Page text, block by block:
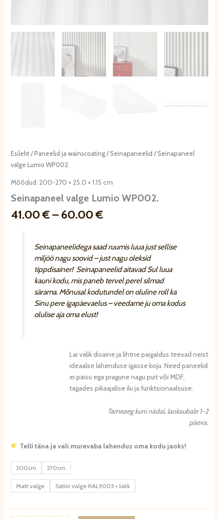
Esileht/ Paneelid ja wainscoating/ Seinapaneelid / Seinapaneel
valge Lumio WP002.
Mõõdud: 200-270 × 25.0 × 1.15 cm
Seinapaneel valge Lumio WP002.
41.00€– 60.00€Hinnavahemik:
60.00 €
Seinapaneelidega saad ruumis luua just sellise
miljöö nagu soovid – just nagu oleksid
tippdisainer! Seinapaneelid aitavad Sul luua
kauni kodu, mis paneb tervel perel silmad
särama. Mõnusal kodutundel on oluline roll ka
Sinu pere igapäevaelus – veedame ju oma kodus
olulise aja oma elust!
Lai valik disaine ja lihtne paigaldus teevad neist
ideaalse lahenduse igasse koju. Need paneelid
ei paisu ega pragune nagu puit või MDF,
tagades pikaajalise ilu ja funktsionaalsuse.
Tarneaeg kuni nädal, laokaubale 1-2
päeva.
Telli täna ja vali murevaba lahendus oma kodu jaoks!
200cm 270cm
Matt valge Satiin valge RAL9003 + lakk